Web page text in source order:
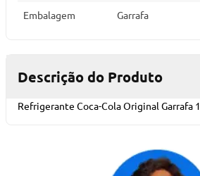
Embalagem Garrafa
Descrição do Produto
Refrigerante Coca-Cola Original Garrafa